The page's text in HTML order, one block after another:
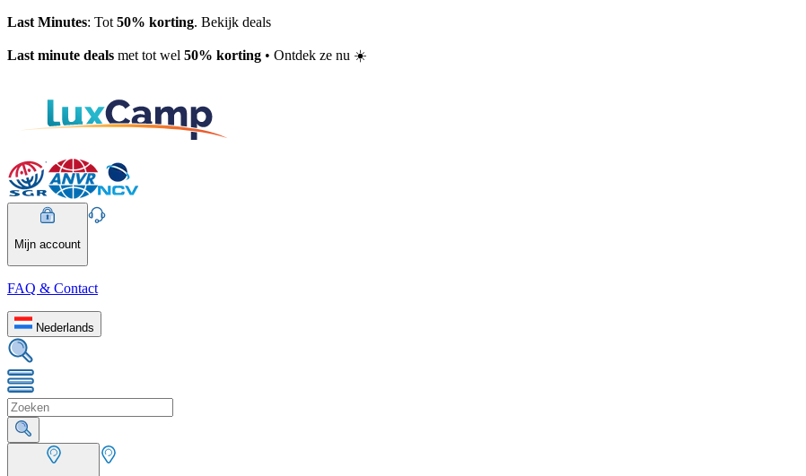
Last Minutes: Tot 50% korting. Bekijk deals
Last minute deals met tot wel 50% korting • Ontdek ze nu ☀️
Mijn account
FAQ & Contact
Nederlands